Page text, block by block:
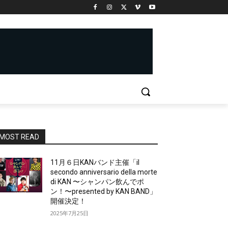
READ
11月６日KANバンド主催「il
secondo anniversario della morte
di KAN 〜シャンパン飲んでポ
ン！〜presented by KAN BAND」
開催決定！
2025年7月25日